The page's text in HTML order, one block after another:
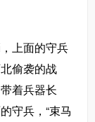
上面的守兵
偷袭的战
着兵器长
守兵，“束马